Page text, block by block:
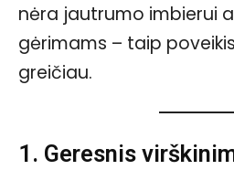
nėra jautrumo imbierui
gėrimams – taip
greičiau.
1. Geresnis